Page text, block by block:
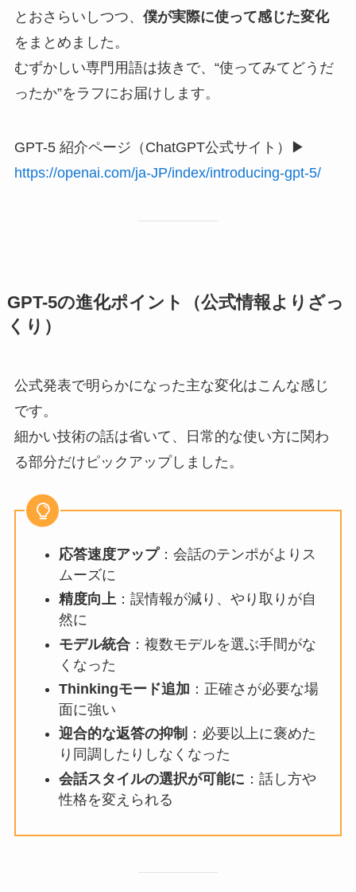
とおさらいしつつ、 僕が実際に使って感じた変化
をまとめました。
むずかしい専門用語は抜きで、“使ってみてどうだ
ったか”をラフにお届けします。
GPT-5 紹介ページ（ChatGPT公式サイト）▶︎
https://openai.com/ja-JP/index/introducing-gpt-5/
GPT-5の進化ポイント（公式情報よりざっ
くり）
公式発表で明らかになった主な変化はこんな感じ
です。
細かい技術の話は省いて、日常的な使い方に関わ
る部分だけピックアップしました。
応答速度アップ：会話のテンポがよりス
ムーズに
精度向上：誤情報が減り、やり取りが自
然に
モデル統合：複数モデルを選ぶ手間がな
くなった
Thinkingモード追加 ：正確さが必要な場
面に強い
迎合的な返答の抑制 ：必要以上に褒めた
り同調したりしなくなった
会話スタイルの選択が可能に ：話し方や
性格を変えられる